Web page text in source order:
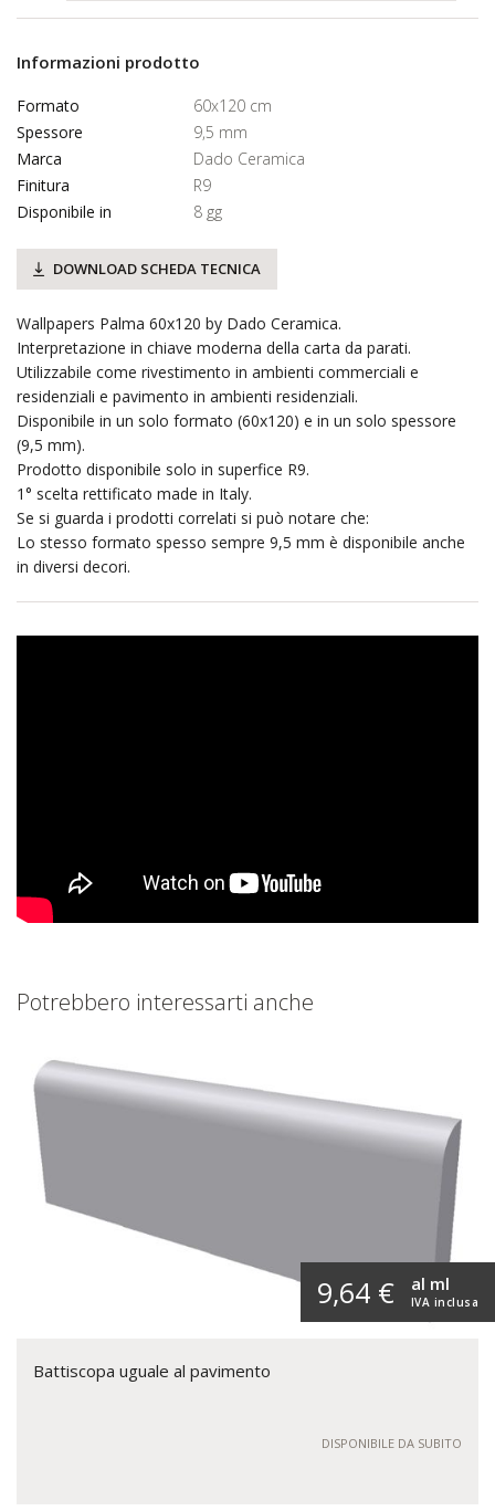
Informazioni prodotto
Formato
60x120 cm
Spessore
9,5 mm
Marca
Dado Ceramica
Finitura
R9
Disponibile in
8 gg
DOWNLOAD SCHEDA TECNICA
Wallpapers Palma 60x120 by Dado Ceramica.
Interpretazione in chiave moderna della carta da parati.
Utilizzabile come rivestimento in ambienti commerciali e
residenziali e pavimento in ambienti residenziali.
Disponibile in un solo formato (60x120) e in un solo spessore
(9,5 mm).
Prodotto disponibile solo in superfice R9.
1° scelta rettificato made in Italy.
Se si guarda i prodotti correlati si può notare che:
Lo stesso formato spesso sempre 9,5 mm è disponibile anche
in diversi decori.
Potrebbero interessarti anche
9,64 € IVA inclusa
al ml
Battiscopa uguale al pavimento
DISPONIBILE DA SUBITO